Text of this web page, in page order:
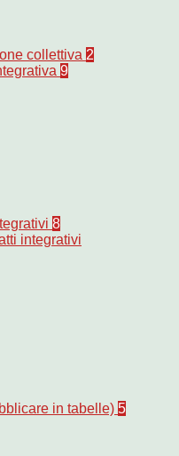
collettiva 2
9
8
integrativi
in tabelle) 5